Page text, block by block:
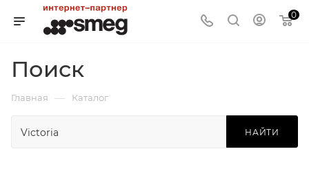
0
Поиск
Главная — Каталог
НАЙТИ